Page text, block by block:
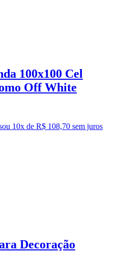
100x100 Cel
Off White
ou 10x de R$ 108,70 sem juros
Decoração